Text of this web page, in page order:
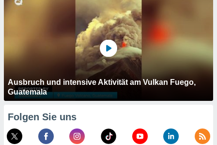
Ausbruch und intensive Aktivität am Vulkan Fuego,
Guatemala
Folgen Sie uns